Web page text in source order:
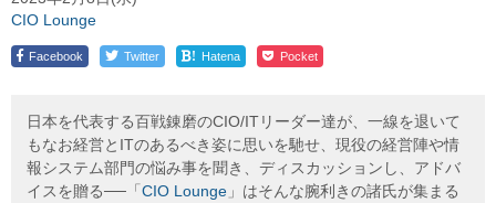
CIO Lounge
Facebook Twitter ! Hatena Pocket
日本を代表する百戦錬磨のCIO/ITリーダー達が、一線を退いて
もなお経営とITのあるべき姿に思いを馳せ、現役の経営陣や情
報システム部門の悩み事を聞き、ディスカッションし、アドバ
イスを贈る──「 CIO Lounge 」はそんな腕利きの諸氏が集まる